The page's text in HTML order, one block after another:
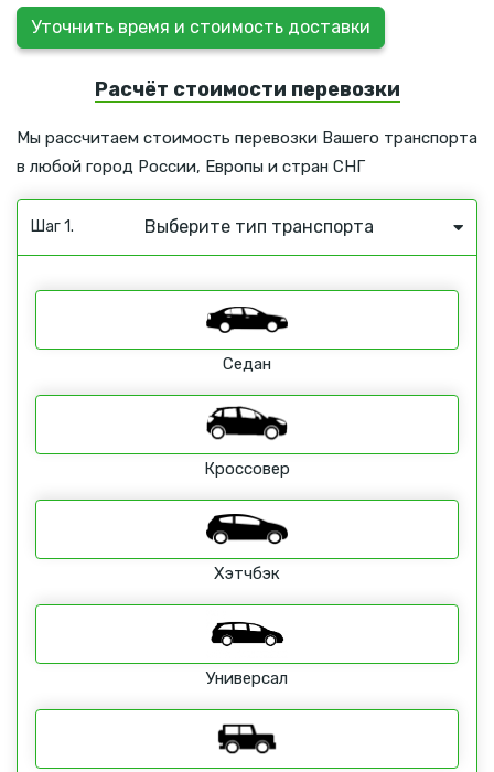
Уточнить время и стоимость доставки
Расчёт стоимости перевозки
Мы рассчитаем стоимость перевозки Вашего транспорта
в любой город России, Европы и стран СНГ
Шаг 1. Выберите тип транспорта
Седан
Кроссовер
Хэтчбэк
Универсал